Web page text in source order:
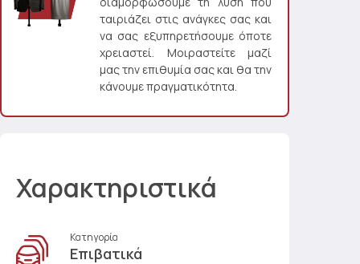
ταιριάζει στις ανάγκες σας και
να σας εξυπηρετήσουμε όποτε
χρειαστεί. Μοιραστείτε μαζί
μας την επιθυμία σας και θα την
κάνουμε πραγματικότητα.
Χαρακτηριστικά
Κατηγορία
Επιβατικά